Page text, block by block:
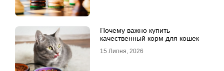
Почему важно купить
качественный корм для кошек
15 Липня, 2026